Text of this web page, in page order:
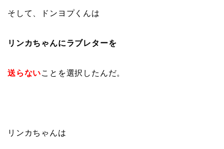
そして、ドンヨプくんは
リンカちゃんにラブレターを
送らないことを選択したんだ。
リンカちゃんは